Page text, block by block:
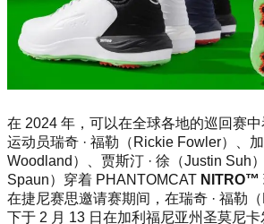
在 2024 年，可以在全球各地的巡回赛
运动员瑞奇 · 福勒（Rickie Fowler）、
Woodland）、贾斯汀 · 徐（Justin Suh
Spaun）穿着 PHANTOMCAT NITRO™
在捷尼赛思邀请赛期间，在瑞奇 · 福勒
下于 2 月 13 日在加利福尼亚州圣莫尼卡